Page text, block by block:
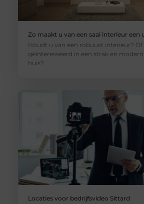
Zo maakt u van een saai interieur een
Houdt u van een robuust interieur?
geïnteresseerd in een strak en
huis?
Locaties voor bedrijfsvideo Sittard